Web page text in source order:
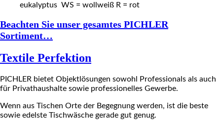
eukalyptus WS = wollweiß R = rot
Beachten Sie unser gesamtes PICHLER
Sortiment…
Textile Perfektion
PICHLER bietet Objektlösungen sowohl Professionals als auch
für Privathaushalte sowie professionelles Gewerbe.
Wenn aus Tischen Orte der Begegnung werden, ist die beste
sowie edelste Tischwäsche gerade gut genug.